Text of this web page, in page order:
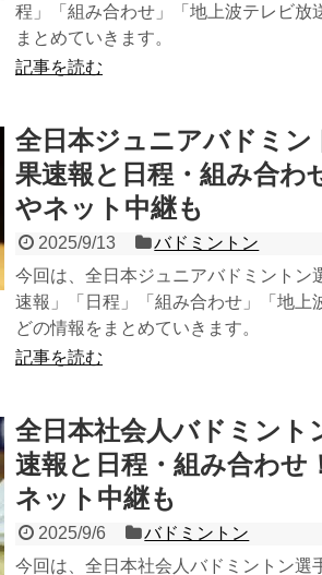
程」「組み合わせ」「地上波テレビ放
まとめていきます。
記事を読む
全日本ジュニアバドミン
果速報と日程・組み合わ
やネット中継も
2025/9/13
バドミントン
今回は、全日本ジュニアバドミントン
速報」「日程」「組み合わせ」「地上
どの情報をまとめていきます。
記事を読む
全日本社会人バドミント
速報と日程・組み合わせ
ネット中継も
2025/9/6
バドミントン
今回は、全日本社会人バドミントン選